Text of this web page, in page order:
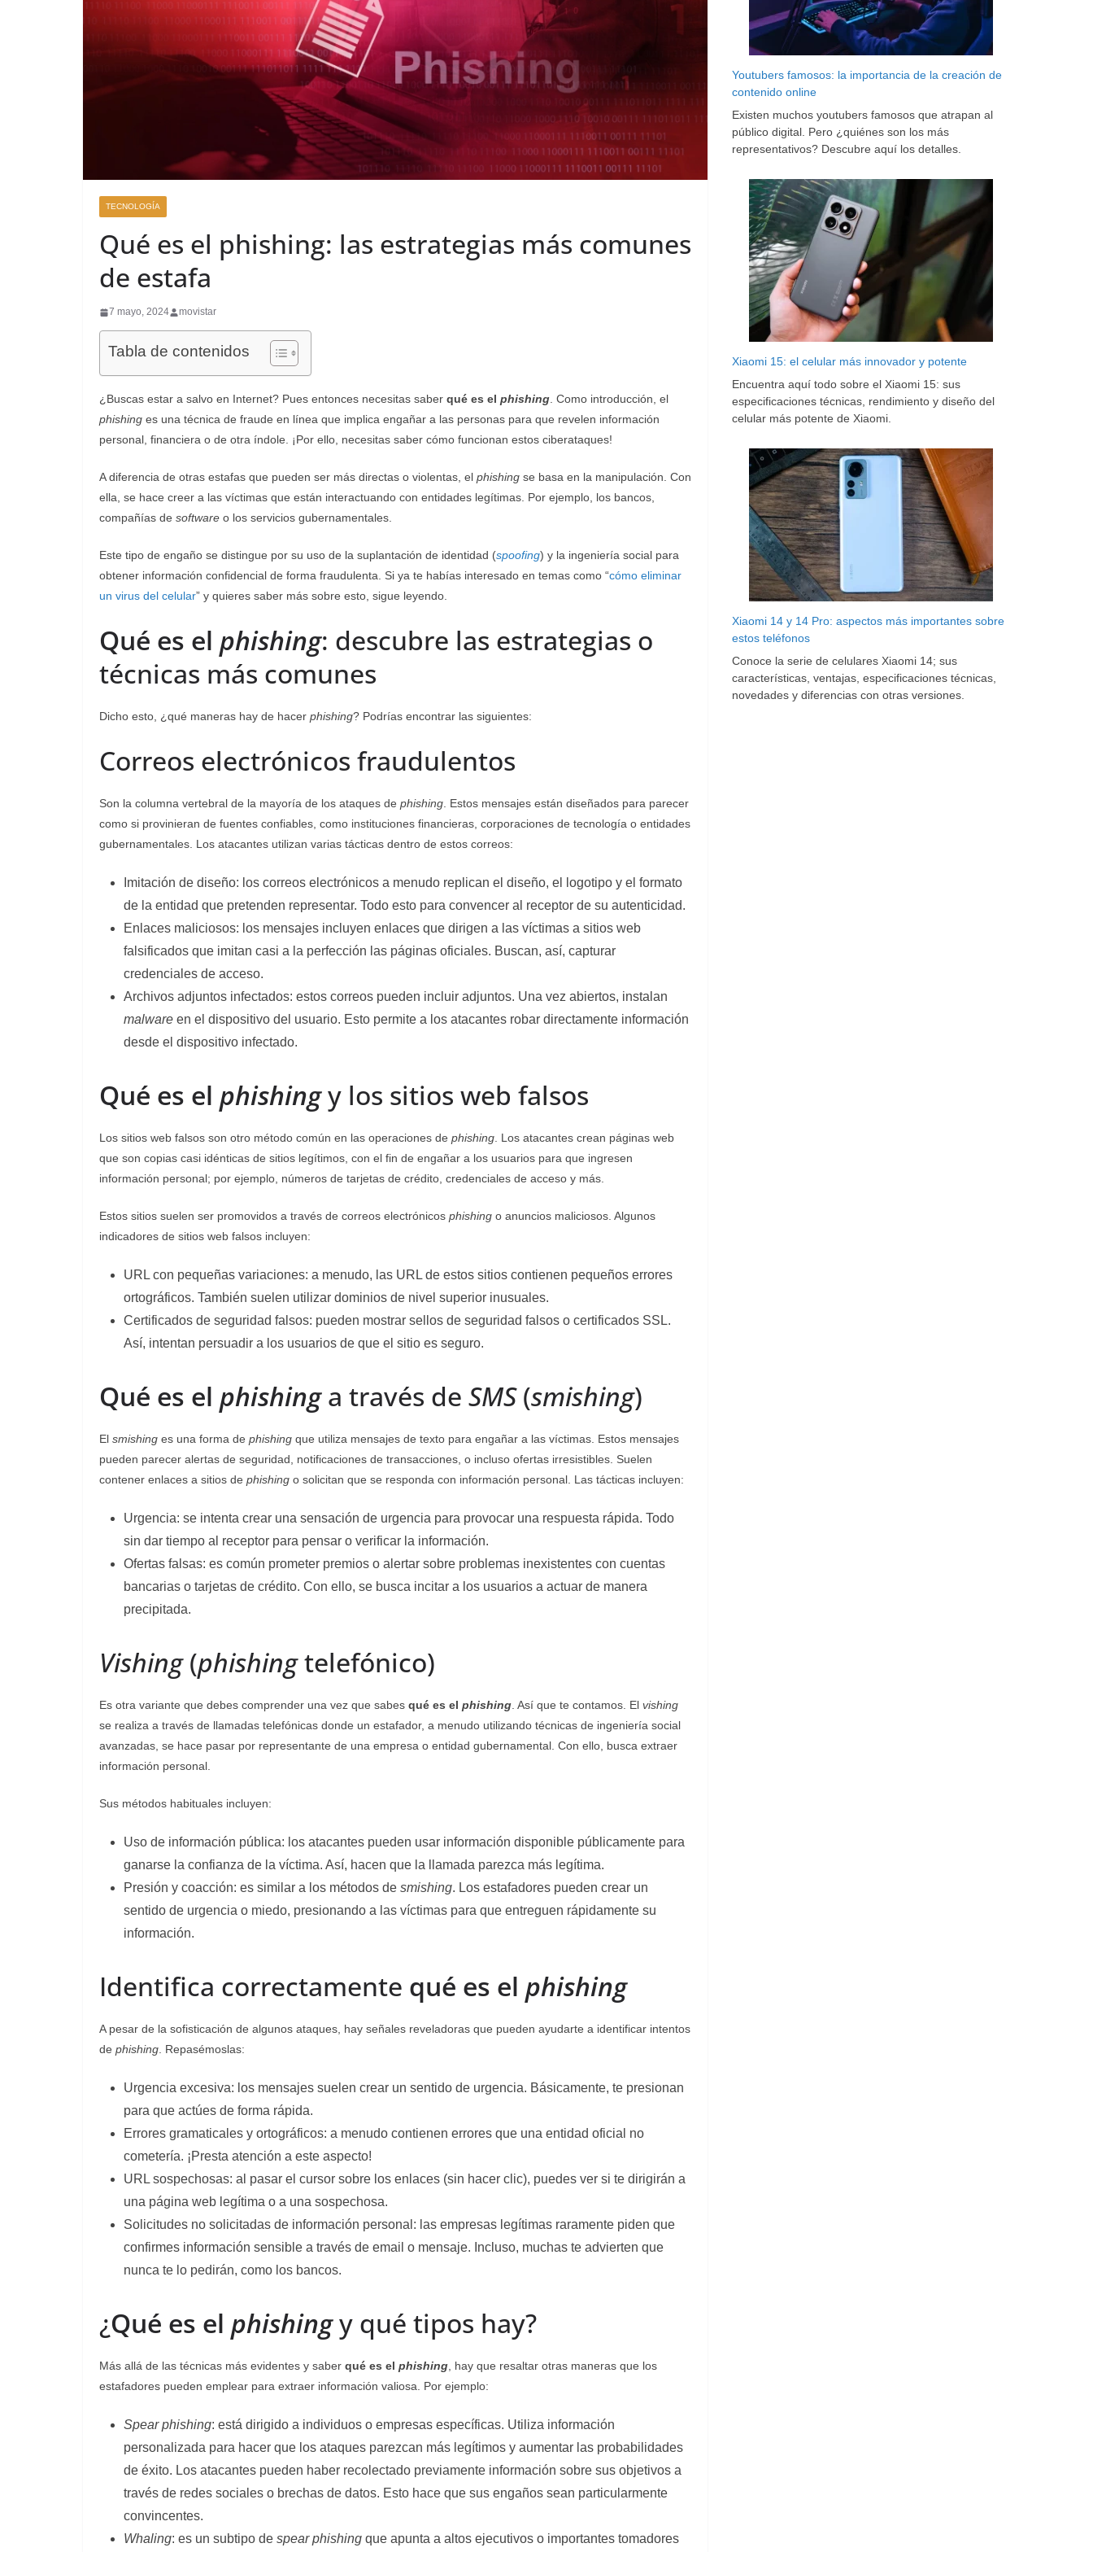
TECNOLOGÍA
Qué es el phishing: las estrategias más comunes
de estafa
7 mayo, 2024 movistar
Tabla de contenidos
¿Buscas estar a salvo en Internet? Pues entonces necesitas saber qué es el phishing . Como introducción, el
phishing es una técnica de fraude en línea que implica engañar a las personas para que revelen información
personal, financiera o de otra índole. ¡Por ello, necesitas saber cómo funcionan estos ciberataques!
A diferencia de otras estafas que pueden ser más directas o violentas, el phishing se basa en la manipulación. Con
ella, se hace creer a las víctimas que están interactuando con entidades legítimas. Por ejemplo, los bancos,
compañías de software o los servicios gubernamentales.
Este tipo de engaño se distingue por su uso de la suplantación de identidad (spoofing) y la ingeniería social para
obtener información confidencial de forma fraudulenta. Si ya te habías interesado en temas como “cómo eliminar
un virus del celular” y quieres saber más sobre esto, sigue leyendo.
Qué es el phishing: descubre las estrategias o
técnicas más comunes
Dicho esto, ¿qué maneras hay de hacer phishing? Podrías encontrar las siguientes:
Correos electrónicos fraudulentos
Son la columna vertebral de la mayoría de los ataques de phishing . Estos mensajes están diseñados para parecer
como si provinieran de fuentes confiables, como instituciones financieras, corporaciones de tecnología o entidades
gubernamentales. Los atacantes utilizan varias tácticas dentro de estos correos:
Imitación de diseño: los correos electrónicos a menudo replican el diseño, el logotipo y el formato
de la entidad que pretenden representar. Todo esto para convencer al receptor de su autenticidad.
Enlaces maliciosos: los mensajes incluyen enlaces que dirigen a las víctimas a sitios web
falsificados que imitan casi a la perfección las páginas oficiales. Buscan, así, capturar
credenciales de acceso.
Archivos adjuntos infectados: estos correos pueden incluir adjuntos. Una vez abiertos, instalan
malware en el dispositivo del usuario. Esto permite a los atacantes robar directamente información
desde el dispositivo infectado.
Qué es el phishingy los sitios web falsos
Los sitios web falsos son otro método común en las operaciones de phishing . Los atacantes crean páginas web
que son copias casi idénticas de sitios legítimos, con el fin de engañar a los usuarios para que ingresen
información personal; por ejemplo, números de tarjetas de crédito, credenciales de acceso y más.
Estos sitios suelen ser promovidos a través de correos electrónicos phishing o anuncios maliciosos. Algunos
indicadores de sitios web falsos incluyen:
URL con pequeñas variaciones: a menudo, las URL de estos sitios contienen pequeños errores
ortográficos. También suelen utilizar dominios de nivel superior inusuales.
Certificados de seguridad falsos: pueden mostrar sellos de seguridad falsos o certificados SSL.
Así, intentan persuadir a los usuarios de que el sitio es seguro.
Qué es el phishinga través de SMS(smishing)
El smishing es una forma de phishing que utiliza mensajes de texto para engañar a las víctimas. Estos mensajes
pueden parecer alertas de seguridad, notificaciones de transacciones, o incluso ofertas irresistibles. Suelen
contener enlaces a sitios de phishing o solicitan que se responda con información personal. Las tácticas incluyen:
Urgencia: se intenta crear una sensación de urgencia para provocar una respuesta rápida. Todo
sin dar tiempo al receptor para pensar o verificar la información.
Ofertas falsas: es común prometer premios o alertar sobre problemas inexistentes con cuentas
bancarias o tarjetas de crédito. Con ello, se busca incitar a los usuarios a actuar de manera
precipitada.
Vishing(phishingtelefónico)
Es otra variante que debes comprender una vez que sabes qué es el phishing . Así que te contamos. El vishing
se realiza a través de llamadas telefónicas donde un estafador, a menudo utilizando técnicas de ingeniería social
avanzadas, se hace pasar por representante de una empresa o entidad gubernamental. Con ello, busca extraer
información personal.
Sus métodos habituales incluyen:
Uso de información pública: los atacantes pueden usar información disponible públicamente para
ganarse la confianza de la víctima. Así, hacen que la llamada parezca más legítima.
Presión y coacción: es similar a los métodos de smishing. Los estafadores pueden crear un
sentido de urgencia o miedo, presionando a las víctimas para que entreguen rápidamente su
información.
Identifica correctamente qué es el phishing
A pesar de la sofisticación de algunos ataques, hay señales reveladoras que pueden ayudarte a identificar intentos
de phishing . Repasémoslas:
Urgencia excesiva: los mensajes suelen crear un sentido de urgencia. Básicamente, te presionan
para que actúes de forma rápida.
Errores gramaticales y ortográficos: a menudo contienen errores que una entidad oficial no
cometería. ¡Presta atención a este aspecto!
URL sospechosas: al pasar el cursor sobre los enlaces (sin hacer clic), puedes ver si te dirigirán a
una página web legítima o a una sospechosa.
Solicitudes no solicitadas de información personal: las empresas legítimas raramente piden que
confirmes información sensible a través de email o mensaje. Incluso, muchas te advierten que
nunca te lo pedirán, como los bancos.
¿Qué es el phishingy qué tipos hay?
Más allá de las técnicas más evidentes y saber qué es el phishing , hay que resaltar otras maneras que los
estafadores pueden emplear para extraer información valiosa. Por ejemplo:
Spear phishing: está dirigido a individuos o empresas específicas. Utiliza información
personalizada para hacer que los ataques parezcan más legítimos y aumentar las probabilidades
de éxito. Los atacantes pueden haber recolectado previamente información sobre sus objetivos a
través de redes sociales o brechas de datos. Esto hace que sus engaños sean particularmente
convincentes.
Whaling: es un subtipo de spear phishing que apunta a altos ejecutivos o importantes tomadores
Youtubers famosos: la importancia de la creación de
contenido online
Existen muchos youtubers famosos que atrapan al
público digital. Pero ¿quiénes son los más
representativos? Descubre aquí los detalles.
Xiaomi 15: el celular más innovador y potente
Encuentra aquí todo sobre el Xiaomi 15: sus
especificaciones técnicas, rendimiento y diseño del
celular más potente de Xiaomi.
Xiaomi 14 y 14 Pro: aspectos más importantes sobre
estos teléfonos
Conoce la serie de celulares Xiaomi 14; sus
características, ventajas, especificaciones técnicas,
novedades y diferencias con otras versiones.